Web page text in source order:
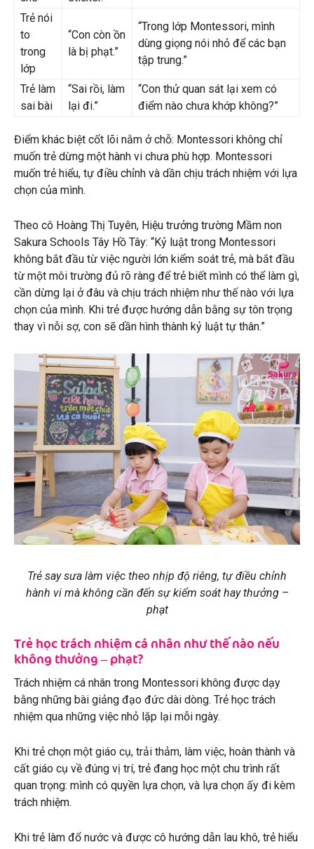
Trẻ nói
to
trong
lớp
“Con còn ồn
là bị phạt.”
“Trong lớp Montessori, mình
dùng giọng nói nhỏ để các bạn
tập trung.”
Trẻ làm
sai bài
“Sai rồi, làm
lại đi.”
“Con thử quan sát lại xem có
điểm nào chưa khớp không?”
Điểm khác biệt cốt lõi nằm ở chỗ: Montessori không chỉ
muốn trẻ dừng một hành vi chưa phù hợp. Montessori
muốn trẻ hiểu, tự điều chỉnh và dần chịu trách nhiệm với lựa
chọn của mình.
Theo cô Hoàng Thị Tuyên, Hiệu trưởng trường Mầm non
Sakura Schools Tây Hồ Tây: “Kỷ luật trong Montessori
không bắt đầu từ việc người lớn kiểm soát trẻ, mà bắt đầu
từ một môi trường đủ rõ ràng để trẻ biết mình có thể làm gì,
cần dừng lại ở đâu và chịu trách nhiệm như thế nào với lựa
chọn của mình. Khi trẻ được hướng dẫn bằng sự tôn trọng
thay vì nỗi sợ, con sẽ dần hình thành kỷ luật tự thân.”
Trẻ say sưa làm việc theo nhịp độ riêng, tự điều chỉnh
hành vi mà không cần đến sự kiểm soát hay thưởng –
phạt
Trẻ học trách nhiệm cá nhân như thế nào nếu
không thưởng – phạt?
Trách nhiệm cá nhân trong Montessori không được dạy
bằng những bài giảng đạo đức dài dòng. Trẻ học trách
nhiệm qua những việc nhỏ lặp lại mỗi ngày.
Khi trẻ chọn một giáo cụ, trải thảm, làm việc, hoàn thành và
cất giáo cụ về đúng vị trí, trẻ đang học một chu trình rất
quan trọng: mình có quyền lựa chọn, và lựa chọn ấy đi kèm
trách nhiệm.
Khi trẻ làm đổ nước và được cô hướng dẫn lau khô, trẻ hiểu